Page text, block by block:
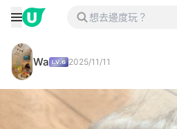
Wa 2025/11/11